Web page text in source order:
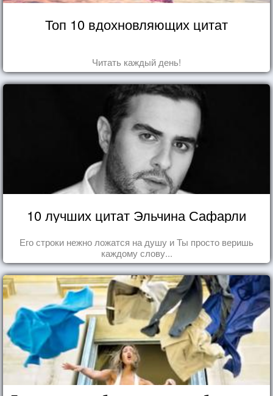
Топ 10 вдохновляющих цитат
Читать каждый день!
10 лучших цитат Эльчина Сафарли
Его строки нежно ложатся на душу и Ты просто веришь
каждому слову...